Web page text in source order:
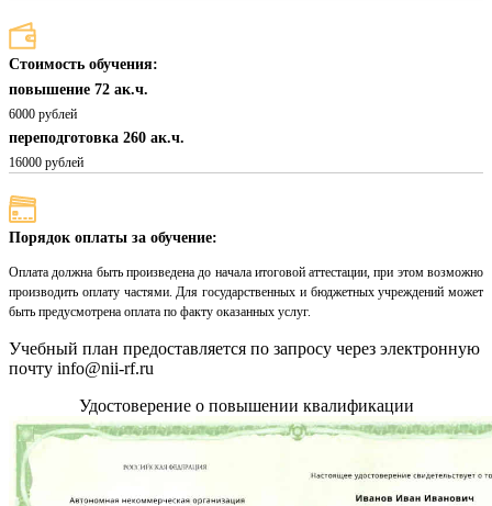
Стоимость обучения:
повышение 72 ак.ч.
6000 рублей
переподготовка 260 ак.ч.
16000 рублей
Порядок оплаты за обучение:
Оплата должна быть произведена до начала итоговой аттестации, при этом возможно
производить оплату частями. Для государственных и бюджетных учреждений может
быть предусмотрена оплата по факту оказанных услуг.
Учебный план предоставляется по запросу через электронную
почту info@nii-rf.ru
Удостоверение о повышении квалификации